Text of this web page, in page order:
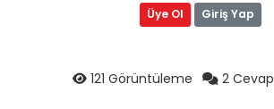
Üye Ol Giriş Yap
121 Görüntüleme 2 Cevap